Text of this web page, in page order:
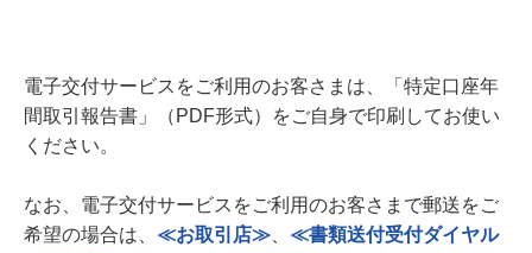
電子交付サービスをご利用のお客さまは、「特定口座年
間取引報告書」（PDF形式）をご自身で印刷してお使い
ください。
なお、電子交付サービスをご利用のお客さまで郵送をご
希望の場合は、 ≪お取引店≫
≪書類送付受付ダイヤル